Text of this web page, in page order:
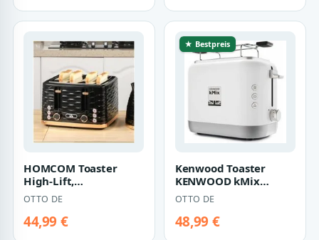
HOMCOM Toaster
High-Lift,
Aufwärm-/Auftau-/Abbruchs-
Funktion, Selbstze…
OTTO DE
44,99 €
★ Bestpreis
Kenwood Toaster
KENWOOD kMix
Toaster TCX751WH
900W Auftau-Funktion
wei…
OTTO DE
48,99 €